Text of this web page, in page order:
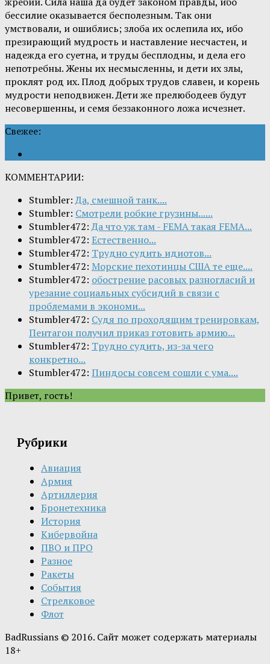
бессилие оказывается бесполезным. Так они
умствовали, и ошиблись; злоба их ослепила их, ибо
презирающий мудрость и наставление несчастен, и
надежда его суетна, и труды бесплодны, и дела его
непотребны. Жены их несмысленны, и дети их злы,
проклят род их. Плод добрых трудов славен, и корень
мудрости неподвижен. Дети же прелюбодеев будут
несовершенны, и семя беззаконного ложа исчезнет.
Свежее:
КОММЕНТАРИИ:
Stumbler:Да, смешной танк....
Stumbler: Смотрели робкие грузины......
Stumbler472:Да что уж там - FEMA такая FEMA...
Stumbler472: Естественно...
Stumbler472: Трудно судить идиотов...
Stumbler472: Морские пехотинцы США те еще....
Stumbler472: обострение расовых разногласий и
урезание социальных субсидий в связи с
проблемами в экономи...
Stumbler472: Судя по проходящим тренировкам,
Пентагон получил приказ готовить армию...
Stumbler472: Трудно судить, из-за чего
конкретно...
Stumbler472: Пиндосы совсем сошли с ума....
Привет, гость!
Рубрики
Авиация
Армия
Артиллерия
Бронетехника
История
Кибервойна
ПВО и ПРО
Разное
Ракеты
События
Стрелковое
Флот
BadRussians © 2016. Сайт может содержать материалы
18+